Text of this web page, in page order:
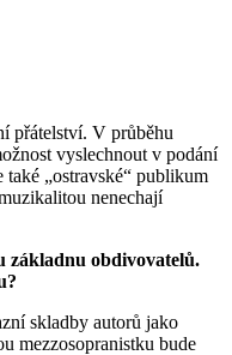
přátelství. V průběhu
vyslechnout v podání
„ostravské“ publikum
nenechají
základnu obdivovatelů.
skladby autorů jako
mezzosopranistku bude